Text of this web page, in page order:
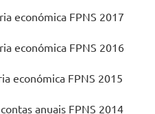
económica FPNS 2017
económica FPNS 2016
económica FPNS 2015
anuais FPNS 2014